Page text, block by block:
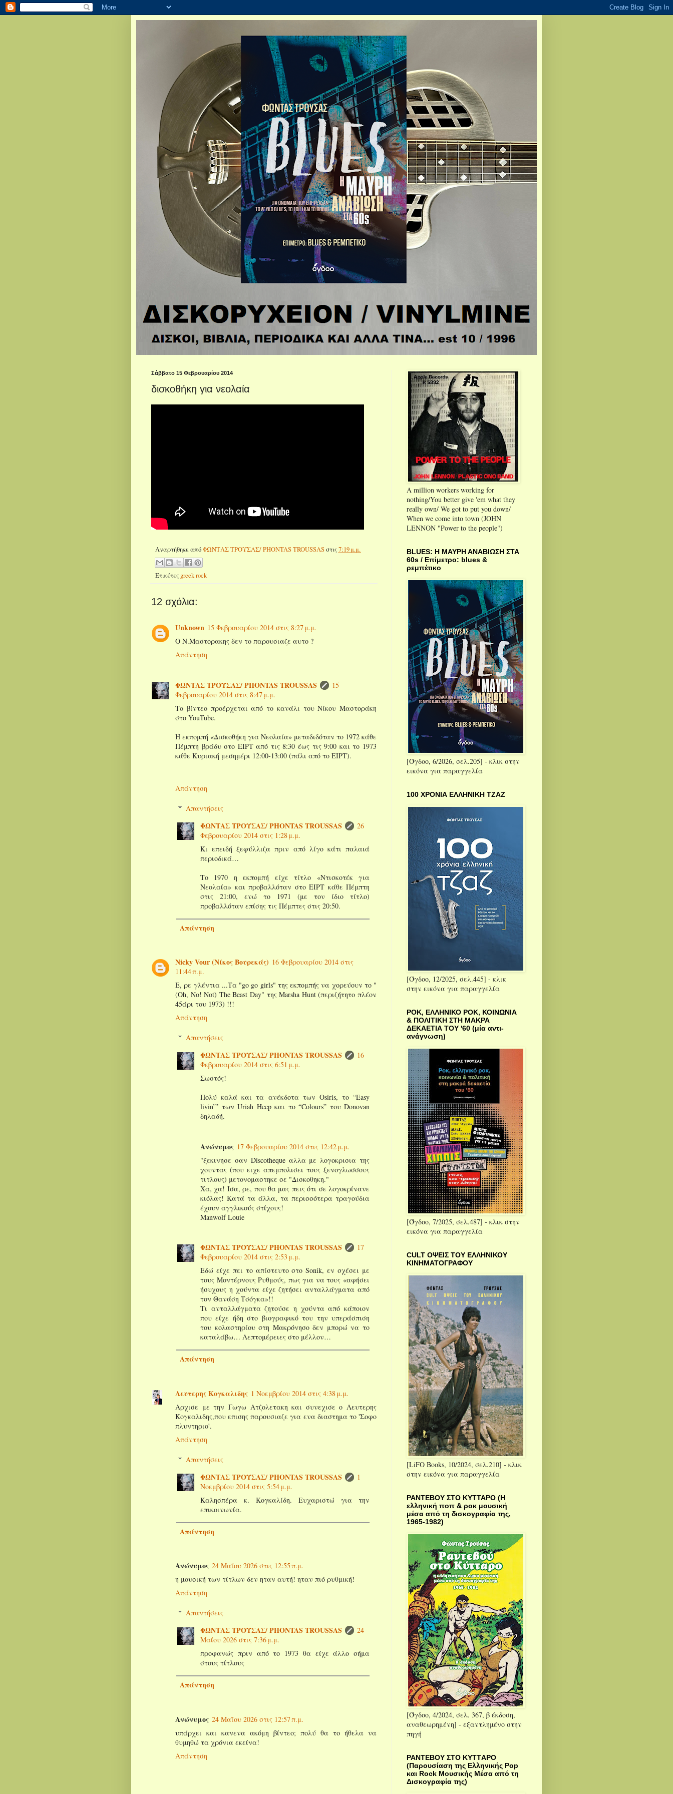
Σάββατο 15 Φεβρουαρίου 2014
δισκοθήκη για νεολαία
Αναρτήθηκε απόΦΩΝΤΑΣ ΤΡΟΥΣΑΣ/ PHONTAS TROUSSASστις7:19 μ.μ.
Ετικέτες greek rock
12 σχόλια:
Unknown 15 Φεβρουαρίου 2014 στις 8:27 μ.μ.
Ο Ν.Μαστορακης δεν το παρουσιαζε αυτο ?
Απάντηση
ΦΩΝΤΑΣ ΤΡΟΥΣΑΣ/ PHONTAS TROUSSAS
15
Φεβρουαρίου 2014 στις 8:47 μ.μ.
Το βίντεο προέρχεται από το κανάλι του Νίκου Μαστοράκη
στο YouTube.
Η εκπομπή «Δισκοθήκη για Νεολαία» μεταδιδόταν το 1972 κάθε
Πέμπτη βράδυ στο ΕΙΡΤ από τις 8:30 έως τις 9:00 και το 1973
κάθε Κυριακή μεσημέρι 12:00-13:00 (πάλι από το ΕΙΡΤ).
Απάντηση
Απαντήσεις
ΦΩΝΤΑΣ ΤΡΟΥΣΑΣ/ PHONTAS TROUSSAS
26
Φεβρουαρίου 2014 στις 1:28 μ.μ.
Κι επειδή ξεφύλλιζα πριν από λίγο κάτι παλαιά
περιοδικά…
Το 1970 η εκπομπή είχε τίτλο «Ντισκοτέκ για
Νεολαία» και προβαλλόταν στο ΕΙΡΤ κάθε Πέμπτη
στις 21:00, ενώ το 1971 (με τον ίδιο τίτλο)
προβαλλόταν επίσης τις Πέμπτες στις 20:50.
Απάντηση
Nicky Vour (Νίκος Βουρεκάς) 16 Φεβρουαρίου 2014 στις
11:44 π.μ.
Ε, ρε γλέντια ...Τα "go go girls" της εκπομπής να χορεύουν το "
(Oh, No! Not) The Beast Day" της Marsha Hunt (περιζήτητο πλέον
45άρι του 1973) !!!
Απάντηση
Απαντήσεις
ΦΩΝΤΑΣ ΤΡΟΥΣΑΣ/ PHONTAS TROUSSAS
16
Φεβρουαρίου 2014 στις 6:51 μ.μ.
Σωστός!
Πολύ καλά και τα ανέκδοτα των Osiris, το “Easy
livin’” των Uriah Heep και το “Colours” του Donovan
δηλαδή.
Ανώνυμος 17 Φεβρουαρίου 2014 στις 12:42 μ.μ.
"ξεκινησε σαν Discotheque αλλα με λογοκρισια της
χουντας (που ειχε απεμπολισει τους ξενογλωσσους
τιτλους) μετονομαστηκε σε "Δισκοθηκη."
Χα, χα! Ίσα, ρε, που θα μας πεις ότι σε λογοκρίνανε
κιόλας! Κατά τα άλλα, τα περισσότερα τραγούδια
έχουν αγγλικούς στίχους!
Manwolf Louie
ΦΩΝΤΑΣ ΤΡΟΥΣΑΣ/ PHONTAS TROUSSAS
17
Φεβρουαρίου 2014 στις 2:53 μ.μ.
Εδώ είχε πει το απίστευτο στο Sonik, εν σχέσει με
τους Μοντέρνους Ρυθμούς, πως για να τους «αφήσει
ήσυχους η χούντα είχε ζητήσει ανταλλάγματα από
τον Θανάση Τσόγκα»!!
Τι ανταλλάγματα ζητούσε η χούντα από κάποιον
που είχε ήδη στο βιογραφικό του την υπεράσπιση
του κολαστηρίου στη Μακρόνησο δεν μπορώ να το
καταλάβω… Λεπτομέρειες στο μέλλον…
Απάντηση
Λευτερης Κογκαλιδης 1 Νοεμβρίου 2014 στις 4:38 μ.μ.
Αρχισε με την Γωγω Ατζολετακη και συνεχισε ο Λευτερης
Κογκαλιδης,που επισης παρουσιαζε για ενα διαστημα το 'Σοφο
πλυντηριο'.
Απάντηση
Απαντήσεις
ΦΩΝΤΑΣ ΤΡΟΥΣΑΣ/ PHONTAS TROUSSAS
1
Νοεμβρίου 2014 στις 5:54 μ.μ.
Καλησπέρα κ. Κογκαλίδη. Ευχαριστώ για την
επικοινωνία.
Απάντηση
Ανώνυμος 24 Μαΐου 2026 στις 12:55 π.μ.
η μουσική των τίτλων δεν ηταν αυτή! ηταν πιό ρυθμική!
Απάντηση
Απαντήσεις
ΦΩΝΤΑΣ ΤΡΟΥΣΑΣ/ PHONTAS TROUSSAS
24
Μαΐου 2026 στις 7:36 μ.μ.
προφανώς πριν από το 1973 θα είχε άλλο σήμα
στους τίτλους
Απάντηση
Ανώνυμος 24 Μαΐου 2026 στις 12:57 π.μ.
υπάρχει και κανενα ακόμη βίντεο; πολύ θα το ήθελα να
θυμηθώ τα χρόνια εκείνα!
Απάντηση
A million workers working for
nothing/You better give 'em what they
really own/ We got to put you down/
When we come into town (JOHN
LENNON "Power to the people")
BLUES: H MΑΥΡΗ ΑΝΑΒΙΩΣΗ ΣΤΑ
60s / Επίμετρο: blues &
ρεμπέτικο
[Όγδοο, 6/2026, σελ.205] - κλικ στην
εικόνα για παραγγελία
100 ΧΡΟΝΙΑ ΕΛΛΗΝΙΚΗ ΤΖΑΖ
[Όγδοο, 12/2025, σελ.445] - κλικ
στην εικόνα για παραγγελία
ΡΟΚ, ΕΛΛΗΝΙΚΟ ΡΟΚ, ΚΟΙΝΩΝΙΑ
& ΠΟΛΙΤΙΚΗ ΣΤΗ ΜΑΚΡΑ
ΔΕΚΑΕΤΙΑ ΤΟΥ '60 (μία αντι-
ανάγνωση)
[Όγδοο, 7/2025, σελ.487] - κλικ στην
εικόνα για παραγγελία
CULT ΟΨΕΙΣ ΤΟΥ ΕΛΛΗΝΙΚΟΥ
ΚΙΝΗΜΑΤΟΓΡΑΦΟΥ
[LiFO Books, 10/2024, σελ.210] - κλικ
στην εικόνα για παραγγελία
ΡΑΝΤΕΒΟΥ ΣΤΟ ΚΥΤΤΑΡΟ (Η
ελληνική ποπ & ροκ μουσική
μέσα από τη δισκογραφία της,
1965-1982)
[Όγδοο, 4/2024, σελ. 367, β έκδοση,
αναθεωρημένη] - εξαντλημένο στην
πηγή
ΡΑΝΤΕΒΟΥ ΣΤΟ KYTTΑΡΟ
(Παρουσίαση της Ελληνικής Pop
και Rock Μουσικής Μέσα από τη
Δισκογραφία της)